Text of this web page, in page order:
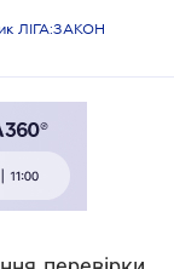
ЛІГА:ЗАКОН